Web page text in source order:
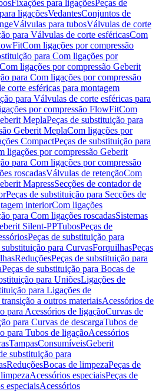
Fixações para ligaçõesPeças de
ligaçõesVedantesConjuntos de
Válvulas para tubosVálvulas de corte
para Válvulas de corte esféricasCom
Com ligações por compressão
para Com ligações por
Com ligações por compressão Geberit
para Com ligações por compressão
corte esféricas para montagem
para Válvulas de corte esféricas para
por compressão FlowFitCom
MeplaPeças de substituição para
Geberit MeplaCom ligações por
CompactPeças de substituição para
ligações por compressão Geberit
para Com ligações por compressão
roscadasVálvulas de retençãoCom
MapressSecções de contador de
Peças de substituição para Secções de
interiorCom ligações
para Com ligações roscadasSistemas
Silent-PPTubosPeças de
Peças de substituição para
substituição para CurvasForquilhasPeças
ReduçõesPeças de substituição para
Peças de substituição para Bocas de
para UniõesLigações de
para Ligações de
a outros materiaisAcessórios de
para Acessórios de ligaçãoCurvas de
para Curvas de descargaTubos de
para Tubos de ligaçãoAcessórios
TampasConsumíveisGeberit
substituição para
ReduçõesBocas de limpezaPeças de
Acessórios especiaisPeças de
especiaisAcessórios